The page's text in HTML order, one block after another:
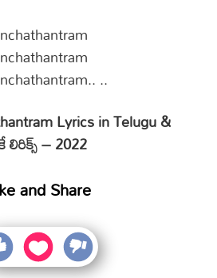
..
Lyrics in Telugu &
లిరిక్స్ – 2022
and Share